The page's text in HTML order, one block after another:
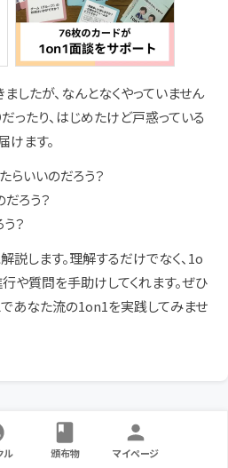
したが、なんとなくやっていません
ったり、はじめたけど戸惑っている
けます。
らいいのだろう？
ろう？
？
説します。理解するだけでなく、1o
や質問を手助けしてくれます。ぜひ
あなた流の1on1を実践してみませ
ル 頒布物 マイページ